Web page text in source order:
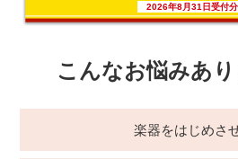
2026年8月31日受付
こんなお悩みあ
楽器をはじめさ